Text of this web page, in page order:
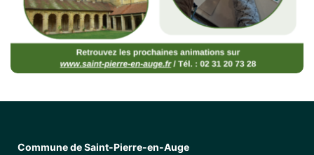
Commune de Saint-Pierre-en-Auge